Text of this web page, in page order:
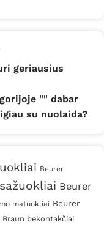
geriausius
"" dabar
su nuolaida?
Beurer
Beurer
matuokliai Beurer
Braun bekontakčiai